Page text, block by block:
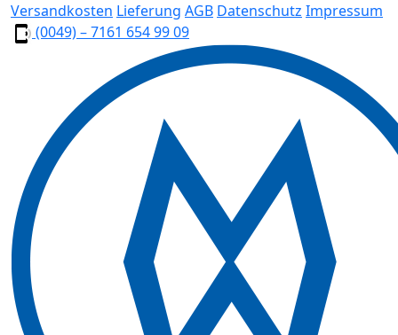
Versandkosten Lieferung AGB Datenschutz Impressum
(0049) – 7161 654 99 09